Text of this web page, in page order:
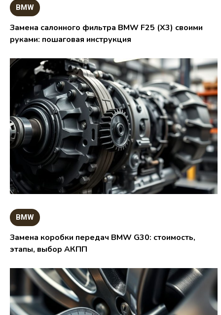
BMW
Замена салонного фильтра BMW F25 (X3) своими
руками: пошаговая инструкция
BMW
Замена коробки передач BMW G30: стоимость,
этапы, выбор АКПП